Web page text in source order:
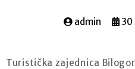
admin 30
Turistička zajednica